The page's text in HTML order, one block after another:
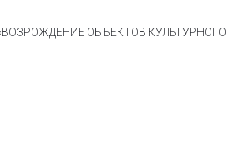
ОБЪЕКТОВ